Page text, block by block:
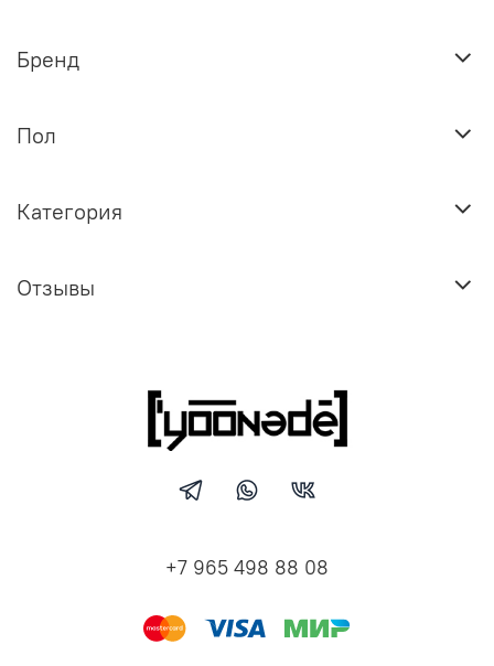
Бренд
Пол
Категория
Отзывы
+7 965 498 88 08